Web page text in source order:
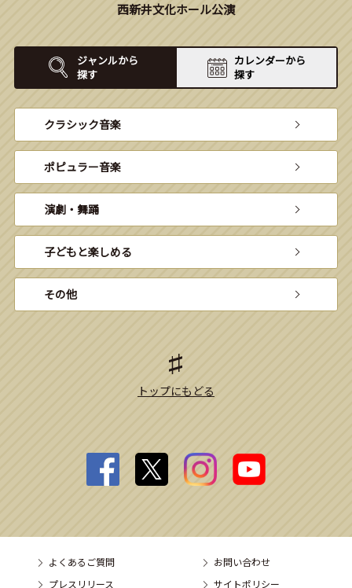
西新井文化ホール公演
ジャンルから
探す
カレンダーから
探す
クラシック音楽
ポピュラー音楽
演劇・舞踊
子どもと楽しめる
その他
トップにもどる
よくあるご質問
お問い合わせ
プレスリリース
サイトポリシー